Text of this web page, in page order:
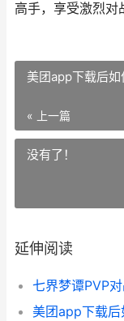
高手，享受激烈对
美团app下载后
« 上一篇
没有了！
延伸阅读
七界梦谭PVP
美团app下载后